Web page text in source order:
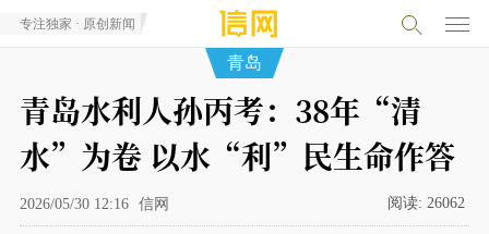
专注独家 · 原创新闻
青岛
青岛水利人孙丙考：38年“清
水”为卷 以水“利”民生命作答
2026/05/30 12:16 信网 阅读: 26062